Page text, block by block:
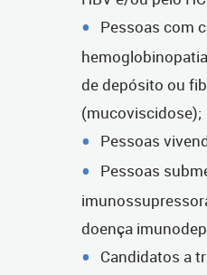
Pessoas com
de depósito ou
(mucoviscidose);
Pessoas
Pessoas
doença
Candidatos a